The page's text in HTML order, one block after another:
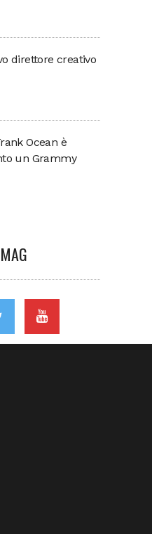
direttore creativo
Ocean è
un Grammy